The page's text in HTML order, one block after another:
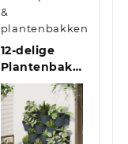
&
plantenbakken
12-delige
Plantenbakkenset
verticaal
polypropeen
antracietkleur
Quick